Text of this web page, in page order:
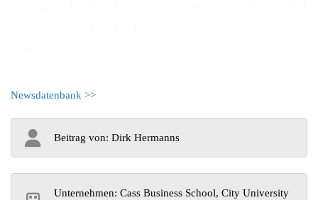
Newsdatenbank >>
Beitrag von: Dirk Hermanns
Unternehmen: Cass Business School, City University